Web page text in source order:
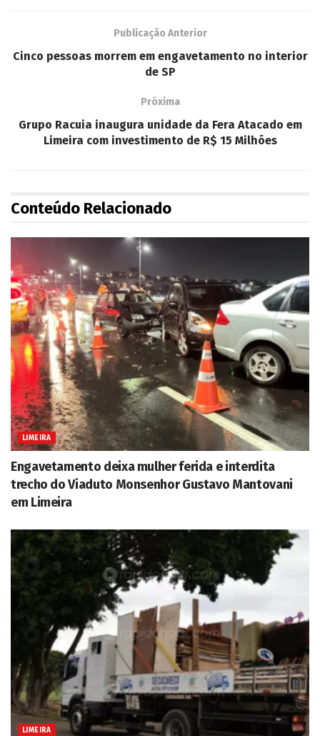
Publicação Anterior
Cinco pessoas morrem em engavetamento no interior
de SP
Próxima
Grupo Racuia inaugura unidade da Fera Atacado em
Limeira com investimento de R$ 15 Milhões
Conteúdo Relacionado
LIMEIRA
Engavetamento deixa mulher ferida e interdita
trecho do Viaduto Monsenhor Gustavo Mantovani
em Limeira
LIMEIRA